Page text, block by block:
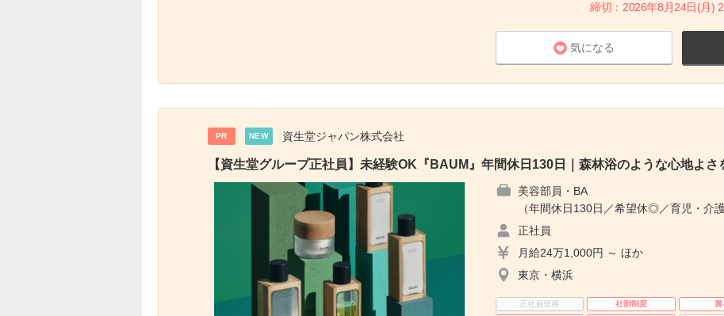
締切：2026年8月24日(月)
気になる
PR NEW 資生堂ジャパン株式会社
【資生堂グループ正社員】未経験OK『BAUM』年間休日130日｜森林浴のような心地よさ
美容部員・BA
（年間休日130日／希望休◎／育児・介護
正社員
月給24万1,000円 ～ ほか
東京・横浜
正社員登用 社割制度 賞